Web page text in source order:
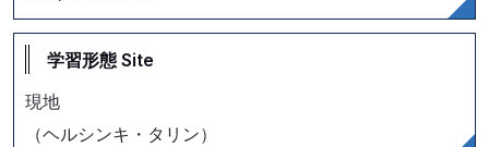
学習形態 Site
現地
（ヘルシンキ・タリン）